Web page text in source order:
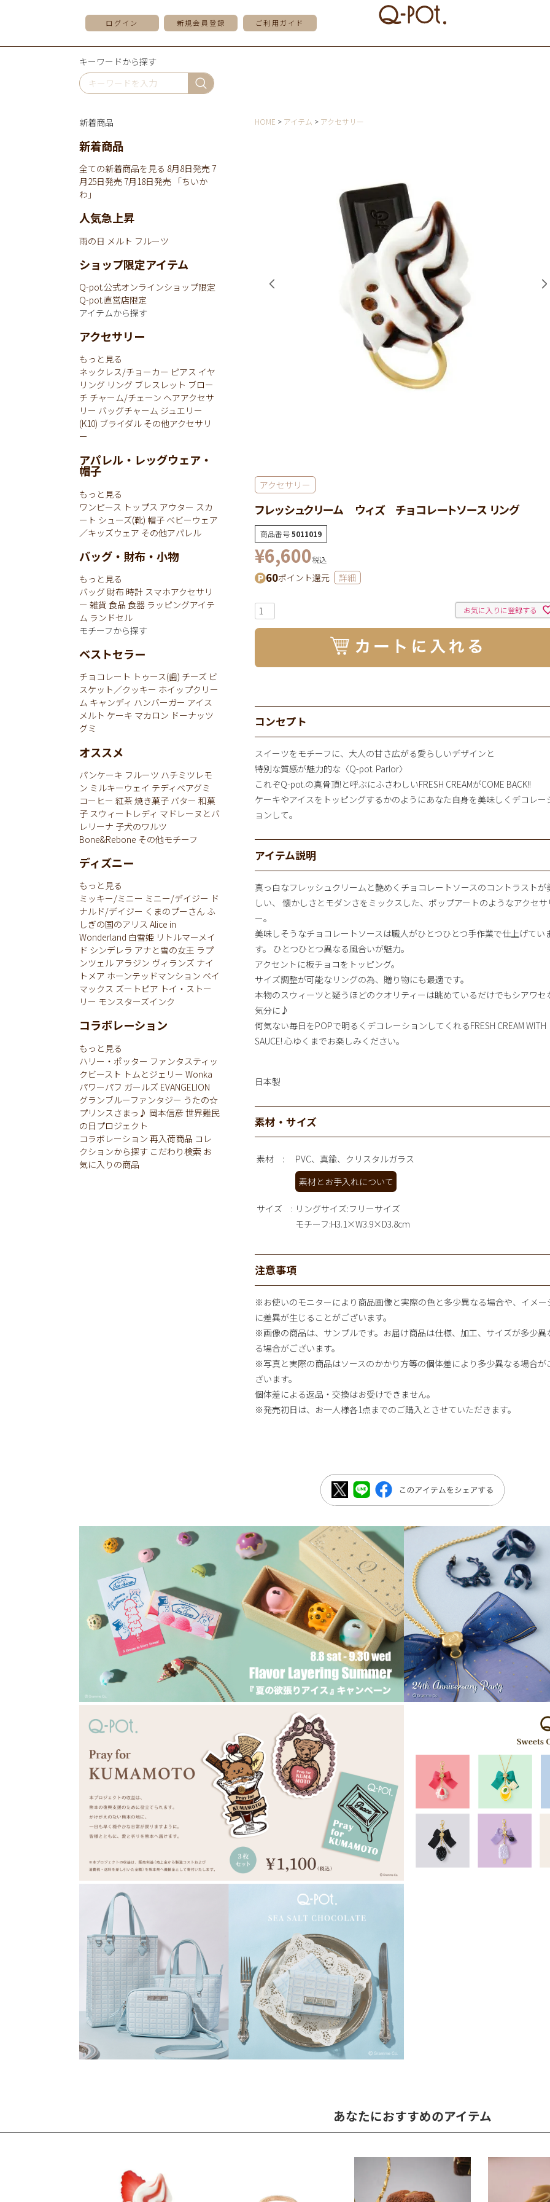
ログイン 新規会員登録 ご利用ガイド
キーワードから探す
HOME アイテム アクセサリー
アクセサリー
フレッシュクリーム ウィズ チョコレートソース リング
商品番号5011019
¥6,600税込
60ポイント還元 詳細
お気に入りに登録する
コンセプト
スイーツをモチーフに、大人の甘さ広がる愛らしいデザインと
特別な質感が魅力的な〈Q-pot. Parlor〉
これぞQ-pot.の真骨頂!と呼ぶにふさわしいFRESH CREAMがCOME BACK!!
ケーキやアイスをトッピングするかのようにあなた自身を美味しくデコレー
ョンして。
アイテム説明
真っ白なフレッシュクリームと艶めくチョコレートソースのコントラストが
しい、 懐かしさとモダンさをミックスした、ポップアートのようなアクセサ
ー。
美味しそうなチョコレートソースは職人がひとつひとつ手作業で仕上げてい
す。 ひとつひとつ異なる風合いが魅力。
アクセントに板チョコをトッピング。
サイズ調整が可能なリングの為、贈り物にも最適です。
本物のスウィーツと疑うほどのクオリティーは眺めているだけでもシアワセ
気分に♪
何気ない毎日をPOPで明るくデコレーションしてくれるFRESH CREAM WITH
SAUCE! 心ゆくまでお楽しみください。
日本製
素材・サイズ
素材
PVC、真鍮、クリスタルガラス
素材とお手入れについて
サイズ
リングサイズ:フリーサイズ
モチーフ:H3.1×W3.9×D3.8cm
注意事項
※お使いのモニターにより商品画像と実際の色と多少異なる場合や、イメー
に差異が生じることがございます。
※画像の商品は、サンプルです。お届け商品は仕様、加工、サイズが多少異
る場合がございます。
※写真と実際の商品はソースのかかり方等の個体差により多少異なる場合が
ざいます。
個体差による返品・交換はお受けできません。
※発売初日は、お一人様各1点までのご購入とさせていただきます。
新着商品
新着商品
全ての新着商品を見る 8月8日発売7
月25日発売7月18日発売 「ちいか
わ」
人気急上昇
雨の日 メルト フルーツ
ショップ限定アイテム
Q-pot.公式オンラインショップ限定
Q-pot.直営店限定
アイテムから探す
アクセサリー
もっと見る
ネックレス/チョーカー ピアス イヤ
リング リング ブレスレット ブロー
チ チャーム/チェーン ヘアアクセサ
リー バッグチャーム ジュエリー
(K10) ブライダル その他アクセサリ
ー
アパレル・レッグウェア・
帽子
もっと見る
ワンピース トップス アウター スカ
ート シューズ(靴) 帽子 ベビーウェア
／キッズウェア その他アパレル
バッグ・財布・小物
もっと見る
バッグ 財布 時計 スマホアクセサリ
ー 雑貨 食品 食器 ラッピングアイテ
ム ランドセル
モチーフから探す
ベストセラー
チョコレート トゥース(歯) チーズ ビ
スケット／クッキー ホイップクリー
ム キャンディ ハンバーガー アイス
メルト ケーキ マカロン ドーナッツ
グミ
オススメ
パンケーキ フルーツ ハチミツレモ
ン ミルキーウェイ テディベアグミ
コーヒー 紅茶焼き菓子 バター 和菓
子 スウィートレディ マドレーヌとバ
レリーナ 子犬のワルツ
Bone&Rebone その他モチーフ
ディズニー
もっと見る
ミッキー/ミニー ミニー/デイジー ド
ナルド/デイジー くまのプーさん ふ
しぎの国のアリス Alice in
Wonderland 白雪姫 リトルマーメイ
ド シンデレラ アナと雪の女王 ラプ
ンツェル アラジン ヴィランズ ナイ
トメア ホーンテッドマンション ベイ
マックス ズートピア トイ・ストー
リー モンスターズインク
コラボレーション
もっと見る
ハリー・ポッター ファンタスティッ
クビースト トムとジェリー Wonka
パワーパフ ガールズ EVANGELION
グランブルーファンタジー うたの☆
プリンスさまっ♪ 岡本信彦世界難民
の日プロジェクト
コラボレーション 再入荷商品 コレ
クションから探す こだわり検索 お
気に入りの商品
あなたにおすすめのアイテム